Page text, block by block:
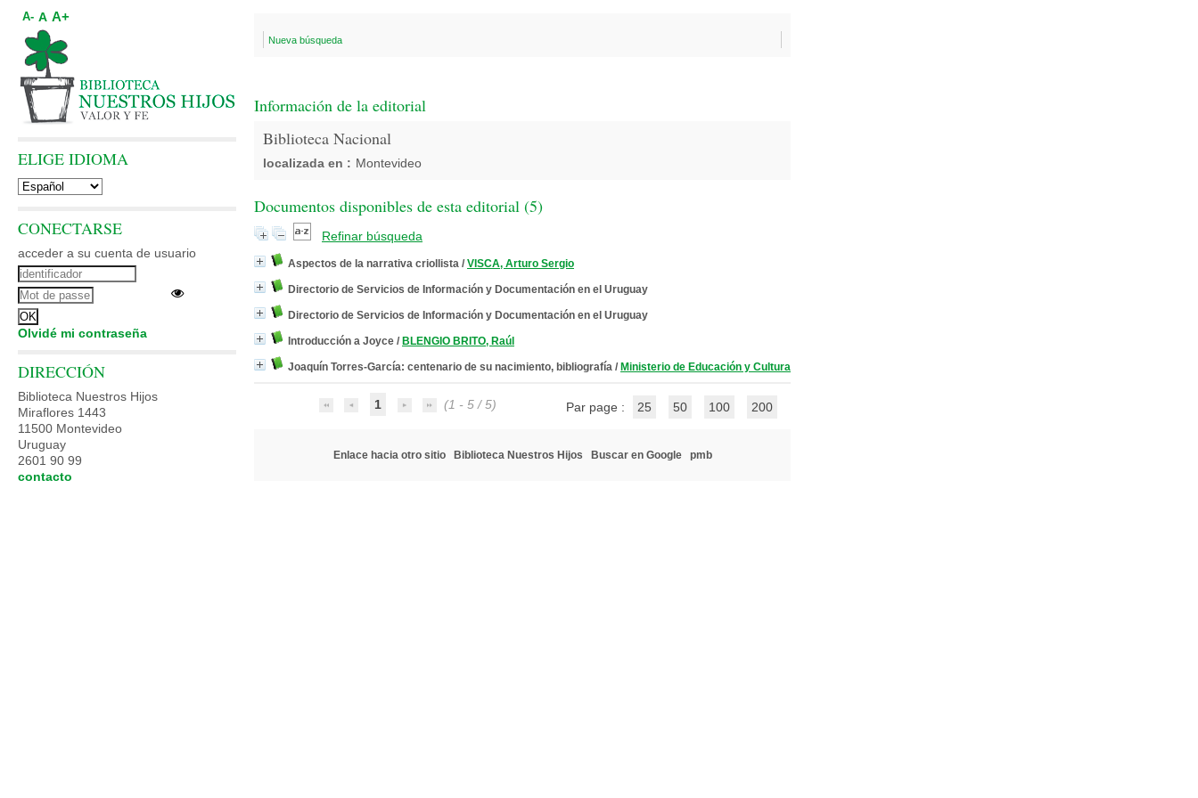
Nueva búsqueda
Información de la editorial
Biblioteca Nacional
localizada en : Montevideo
Documentos disponibles de esta editorial (5)
Refinar búsqueda
Aspectos de la narrativa criollista / VISCA, Arturo Sergio
Directorio de Servicios de Información y Documentación en el Uruguay
Directorio de Servicios de Información y Documentación en el Uruguay
Introducción a Joyce / BLENGIO BRITO, Raúl
Joaquín Torres-García: centenario de su nacimiento, bibliografía / Ministerio de Educación y Cultura
1 (1 - 5 / 5) Par page : 25 50 100 200
Enlace hacia otro sitio Biblioteca Nuestros Hijos Buscar en Google pmb
A- A A+
ELIGE IDIOMA
CONECTARSE
acceder a su cuenta de usuario
Olvidé mi contraseña
DIRECCIÓN
Biblioteca Nuestros Hijos
Miraflores 1443
11500 Montevideo
Uruguay
2601 90 99
contacto